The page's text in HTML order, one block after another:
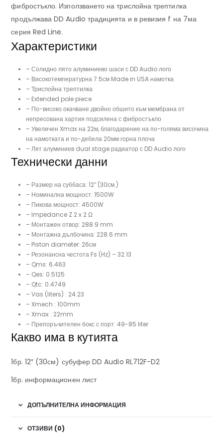
фибростъкло. Използването на трислойна трептилка
продължава DD Audio традицията и в ревизия f на 7ма
серия Red Line.
Характеристики
– Солидно лято алуминиево шаси с DD Audio лого
– Високотемпературна 7.5см Made in USA намотка
– Трислойна трептилка
– Extended pole piece
– По-високо окачване двойно обшито към мембрана от
непресована хартия подсилена с фибростъкло
– Увеличен Xmax на 22м, благодарение на по-голяма височина
на намотката и по-дебела 20мм горна плоча
– Лят алуминиев dual stage радиатор с DD Audio лого
Технически данни
– Размер на суббаса: 12″ (30см.)
– Номинална мощност: 1500W
– Пикова мощност: 4500W
– Impedance Z 2 x 2 Ω
– Монтажен отвор: 288.9 mm
– Монтажна дълбочина: 228.6 mm
– Piston diameter: 26см
– Резонансна честота Fs (Hz) – 32.13
– Qms: 6.463
– Qes: 0.5125
– Qtc: 0.4749
– Vas (liters) : 24.23
– Xmech : 100mm
– Xmax : 22mm
– Препоръчителен бокс с порт: 49-85 liter
Какво има в кутията
1бр. 12″ (30см) субуфер DD Audio RL712F-D2
1бр. информационен лист
ДОПЪЛНИТЕЛНА ИНФОРМАЦИЯ
ОТЗИВИ (0)